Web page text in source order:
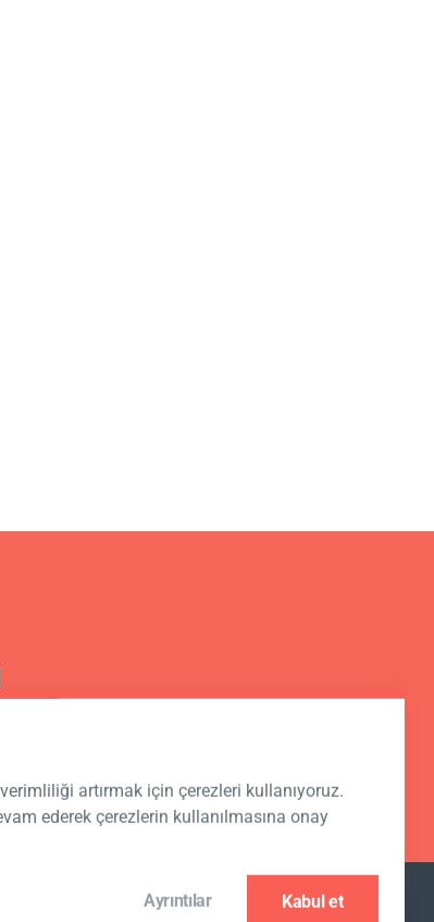
artırmak için çerezleri kullanıyoruz.
ederek çerezlerin kullanılmasına onay
Ayrıntılar Kabul et